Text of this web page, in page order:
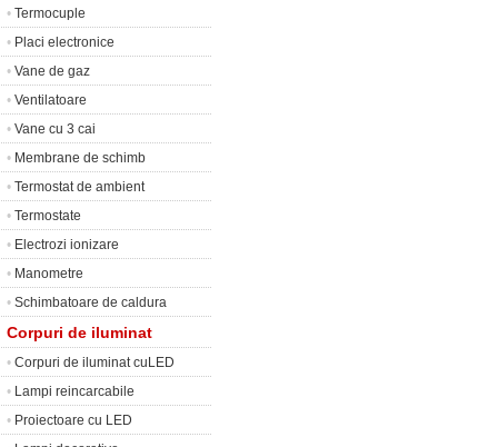
• Termocuple
• Placi electronice
• Vane de gaz
• Ventilatoare
• Vane cu 3 cai
• Membrane de schimb
• Termostat de ambient
• Termostate
• Electrozi ionizare
• Manometre
• Schimbatoare de caldura
Corpuri de iluminat
• Corpuri de iluminat cuLED
• Lampi reincarcabile
• Proiectoare cu LED